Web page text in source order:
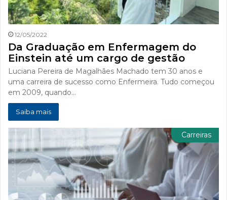
12/05/2022
Da Graduação em Enfermagem do
Einstein até um cargo de gestão
Luciana Pereira de Magalhães Machado tem 30 anos e
uma carreira de sucesso como Enfermeira. Tudo começou
em 2009, quando…
Saiba mais
Carreiras